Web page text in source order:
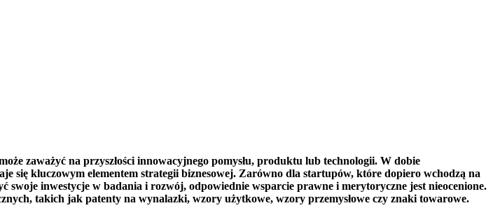
zaważyć na przyszłości innowacyjnego pomysłu, produktu lub technologii. W dobie
się kluczowym elementem strategii biznesowej. Zarówno dla startupów, które dopiero wchodzą na
inwestycje w badania i rozwój, odpowiednie wsparcie prawne i merytoryczne jest nieocenione.
takich jak patenty na wynalazki, wzory użytkowe, wzory przemysłowe czy znaki towarowe.